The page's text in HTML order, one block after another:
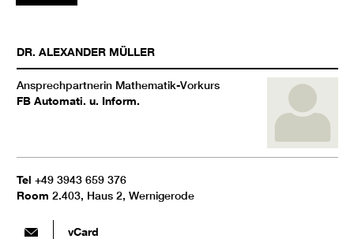
DR. ALEXANDER MÜLLER
Ansprechpartnerin Mathematik-Vorkurs
FB Automati. u. Inform.
Tel +49 3943 659 376
Room 2.403, Haus 2, Wernigerode
vCard